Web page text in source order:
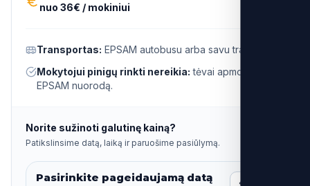
nuo 36€ / mokiniui
Transportas: EPSAM autobusu arba savu transportu.
Mokytojui pinigų rinkti nereikia: tėvai apmoka per
EPSAM nuorodą.
Norite sužinoti galutinę kainą?
Patikslinsime datą, laiką ir paruošime pasiūlymą.
Pasirinkite pageidaujamą datą ‹